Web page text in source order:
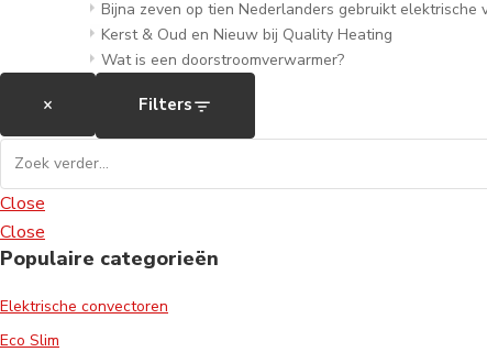
Bijna zeven op tien Nederlanders gebruikt elektrische
Kerst & Oud en Nieuw bij Quality Heating
Wat is een doorstroomverwarmer?
× Filters
Close
Close
Populaire categorieën
Elektrische convectoren
Eco Slim